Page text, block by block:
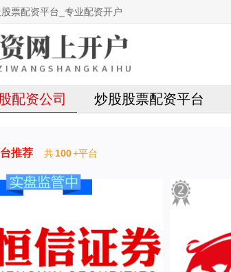
票配资平台_专业配资开户
配资公司 炒股股票配资平台
推荐 共100+平台